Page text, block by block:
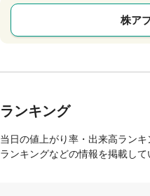
株ア
ランキング
当日の値上がり率・出来高ラン
ランキングなどの情報を掲載して